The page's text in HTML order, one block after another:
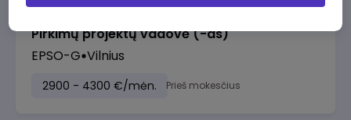
Pirkimų projektų vadovė (-as)
EPSO-G Vilnius
2900 - 4300 €/mėn. Prieš mokesčius